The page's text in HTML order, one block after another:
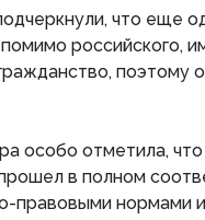
что еще
российского,
поэтому
особо отметила,
в полном
правовыми нормами